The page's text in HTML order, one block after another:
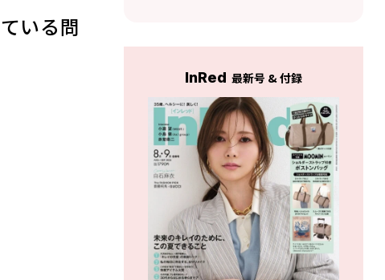
いる問
InRed 最新号 & 付録